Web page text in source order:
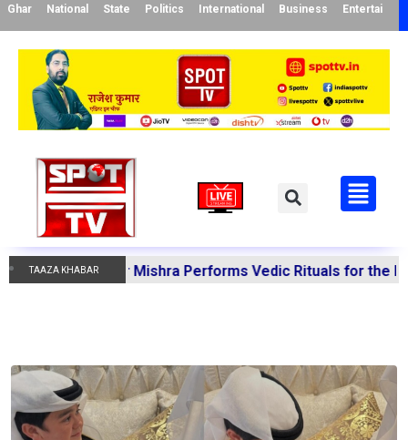
Ghar National State Politics International Business
TAAZA KHABAR
Manoj Kumar Mishra Performs Vedic Rituals for the